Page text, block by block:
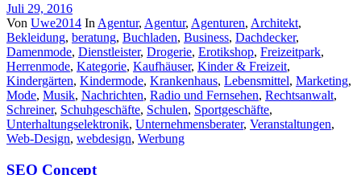
Juli 29, 2016
Von Uwe2014 In Agentur, Agentur, Agenturen, Architekt,
Bekleidung, beratung, Buchladen, Business, Dachdecker,
Damenmode, Dienstleister, Drogerie, Erotikshop, Freizeitpark,
Herrenmode, Kategorie, Kaufhäuser, Kinder & Freizeit,
Kindergärten, Kindermode, Krankenhaus, Lebensmittel, Marketing,
Mode, Musik, Nachrichten, Radio und Fernsehen, Rechtsanwalt,
Schreiner, Schuhgeschäfte, Schulen, Sportgeschäfte,
Unterhaltungselektronik, Unternehmensberater, Veranstaltungen,
Web-Design, webdesign, Werbung
SEO Concept